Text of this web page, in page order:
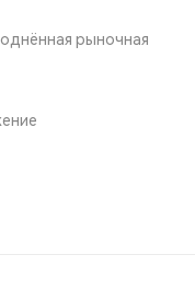
рыночная